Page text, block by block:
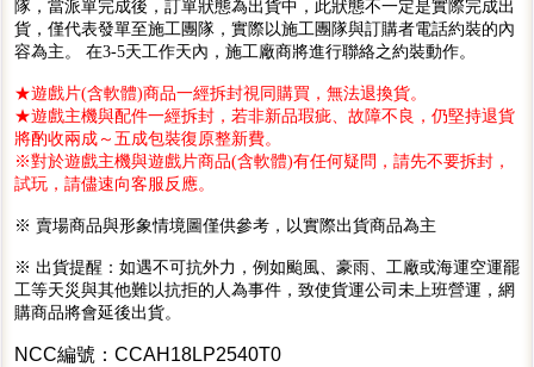
隊，當派單完成後，訂單狀態為出貨中，此狀態不一定是實際完成出
貨，僅代表發單至施工團隊，實際以施工團隊與訂購者電話約裝的內
容為主。 在3-5天工作天內，施工廠商將進行聯絡之約裝動作。
★遊戲片(含軟體)商品一經拆封視同購買，無法退換貨。
★遊戲主機與配件一經拆封，若非新品瑕疵、故障不良，仍堅持退貨
將酌收兩成～五成包裝復原整新費。
※對於遊戲主機與遊戲片商品(含軟體)有任何疑問，請先不要拆封，
試玩，請儘速向客服反應。
※ 賣場商品與形象情境圖僅供參考，以實際出貨商品為主
※ 出貨提醒：如遇不可抗外力，例如颱風、豪雨、工廠或海運空運罷
工等天災與其他難以抗拒的人為事件，致使貨運公司未上班營運，網
購商品將會延後出貨。
NCC編號：CCAH18LP2540T0